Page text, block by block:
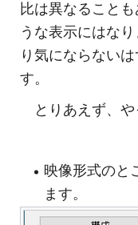
比は異なること
うな表示にはな
り気にならない
す。
とりあえず、や
映像形式のと
ます。